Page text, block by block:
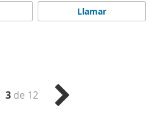
Llamar
3 de 12